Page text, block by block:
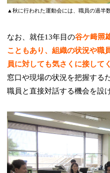
▲秋に行われた運動会には、職員の過半
なお、就任13年目の谷ケ﨑照
こともあり、組織の状況や職
員に対しても気さくに接して
窓口や現場の状況を把握する
職員と直接対話する機会を設